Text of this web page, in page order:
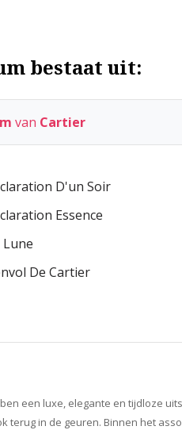
bestaat uit:
van Cartier
D'un Soir
Essence
Lune
De Cartier
een luxe, elegante en tijdloze
terug in de geuren. Binnen het